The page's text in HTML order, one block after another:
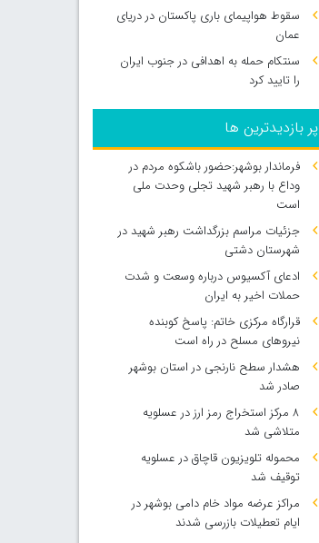
سقوط هواپیمای باری پاکستان در دریای
عمان
سنتکام حمله به اهدافی در جنوب ایران
را تایید کرد
پر بازدیدترین ها
فرماندار بوشهر:حضور باشکوه مردم در
وداع با رهبر شهید تجلی وحدت ملی
است
جزئیات مراسم بزرگداشت رهبر شهید در
شهرستان دشتی
ادعای آکسیوس درباره وسعت و شدت
حملات اخیر به ایران
قرارگاه مرکزی خاتم: پاسخ کوبنده
نیروهای مسلح در راه است
هشدار سطح نارنجی در استان بوشهر
صادر شد
۸ مرکز استخراج رمز ارز در عسلویه
متلاشی شد
محموله تلویزیون قاچاق در عسلویه
توقیف شد
مراکز عرضه مواد خام دامی بوشهر در
ایام تعطیلات بازرسی شدند